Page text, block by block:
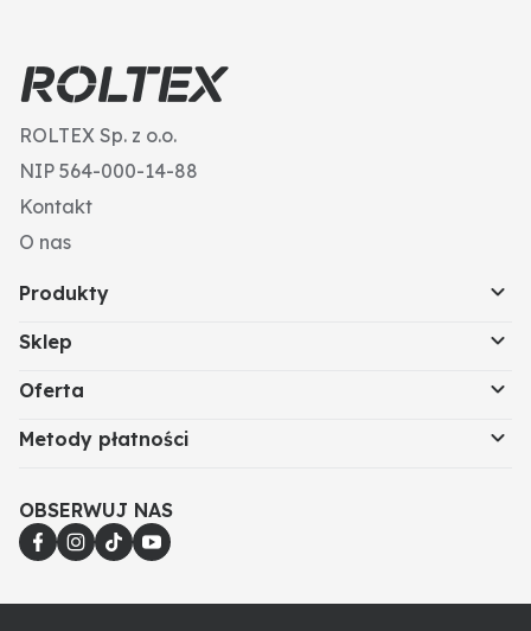
ROLTEX Sp. z o.o.
NIP 564-000-14-88
Kontakt
O nas
Produkty
Sklep
Oferta
Metody płatności
OBSERWUJ NAS